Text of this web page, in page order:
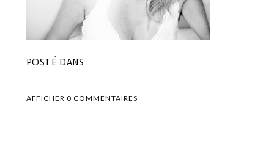
POSTÉ DANS :
AFFICHER0 COMMENTAIRES